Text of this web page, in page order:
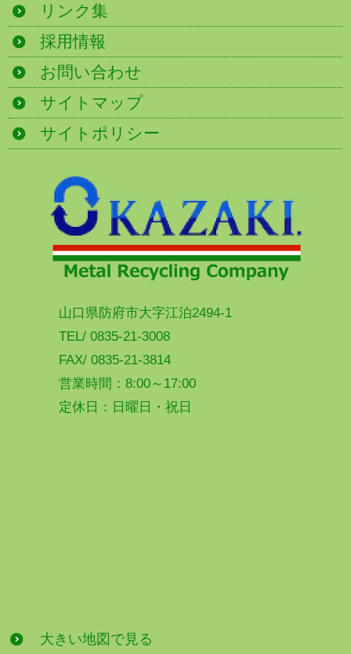
リンク集
採用情報
お問い合わせ
サイトマップ
サイトポリシー
山口県防府市大字江泊2494-1
TEL/ 0835-21-3008
FAX/ 0835-21-3814
営業時間：8:00～17:00
定休日：日曜日・祝日
大きい地図で見る